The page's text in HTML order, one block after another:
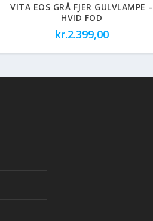
VITA EOS GRÅ FJER GULVLAMPE –
HVID FOD
kr.2.399,00